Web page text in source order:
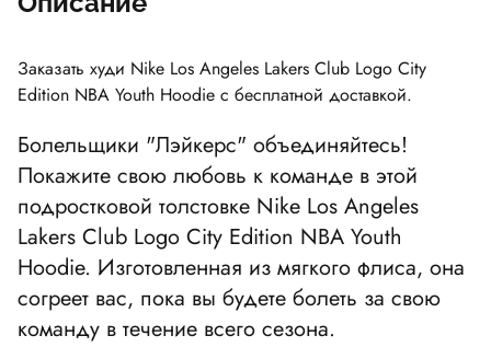
Заказать худи Nike Los Angeles Lakers Club Logo City
Edition NBA Youth Hoodie с бесплатной доставкой.
Болельщики "Лэйкерс" объединяйтесь!
Покажите свою любовь к команде в этой
подростковой толстовке Nike Los Angeles
Lakers Club Logo City Edition NBA Youth
Hoodie. Изготовленная из мягкого флиса, она
согреет вас, пока вы будете болеть за свою
команду в течение всего сезона.